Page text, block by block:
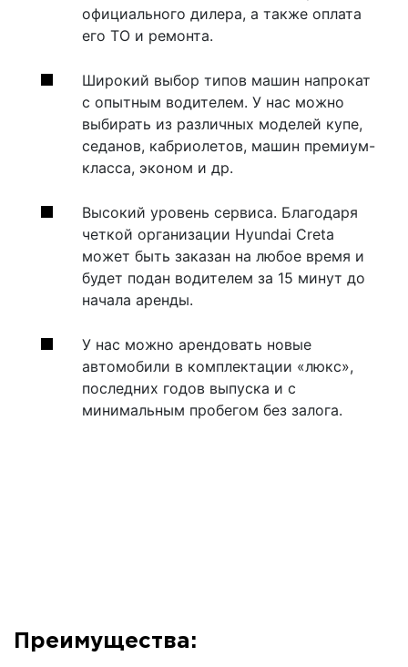
официального дилера, а также оплата
его ТО и ремонта.
Широкий выбор типов машин напрокат
с опытным водителем. У нас можно
выбирать из различных моделей купе,
седанов, кабриолетов, машин премиум-
класса, эконом и др.
Высокий уровень сервиса. Благодаря
четкой организации Hyundai Creta
может быть заказан на любое время и
будет подан водителем за 15 минут до
начала аренды.
У нас можно арендовать новые
автомобили в комплектации «люкс»,
последних годов выпуска и с
минимальным пробегом без залога.
Преимущества: